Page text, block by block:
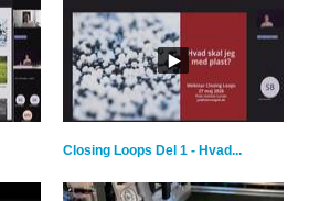
Closing Loops Del 1 - Hvad...